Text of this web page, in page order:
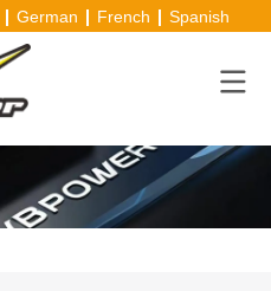
German French Spanish